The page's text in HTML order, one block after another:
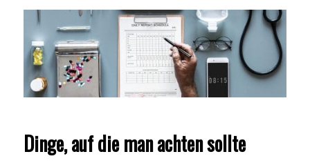
Dinge, auf die man achten sollte